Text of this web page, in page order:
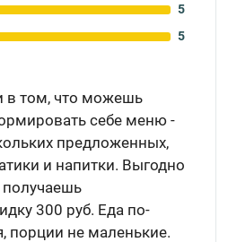
5
5
в том, что можешь
себе меню -
предложенных,
и напитки. Выгодно
300 руб. Еда по-
порции не маленькие.